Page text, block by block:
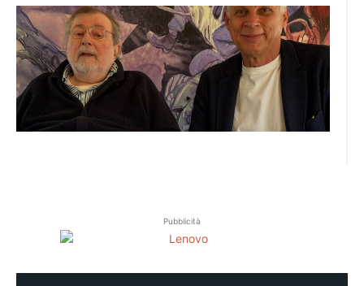
Pubblicità